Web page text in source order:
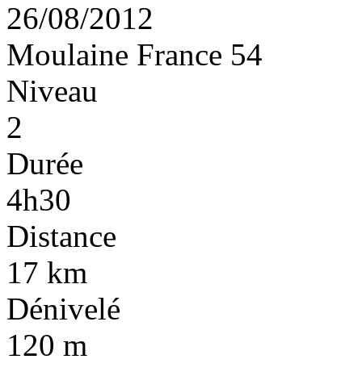
26/08/2012
Moulaine France 54
Niveau
2
Durée
4h30
Distance
17 km
Dénivelé
120 m